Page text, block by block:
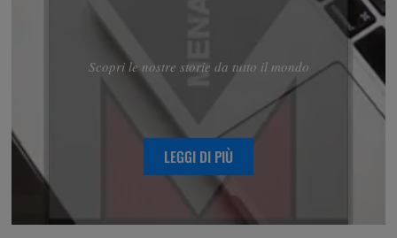
Scopri le nostre storie da tutto il mondo
LEGGI DI PIÙ